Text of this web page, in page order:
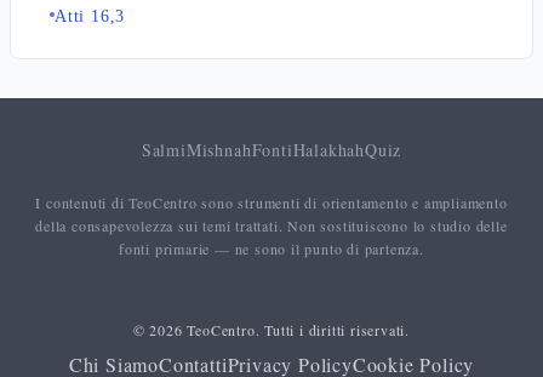
Atti 16,3
SalmiMishnahFontiHalakhahQuiz
I contenuti di TeoCentro sono strumenti di orientamento e ampliamento
della consapevolezza sui temi trattati. Non sostituiscono lo studio delle
fonti primarie — ne sono il punto di partenza.
© 2026 TeoCentro. Tutti i diritti riservati.
Chi SiamoContattiPrivacy PolicyCookie Policy